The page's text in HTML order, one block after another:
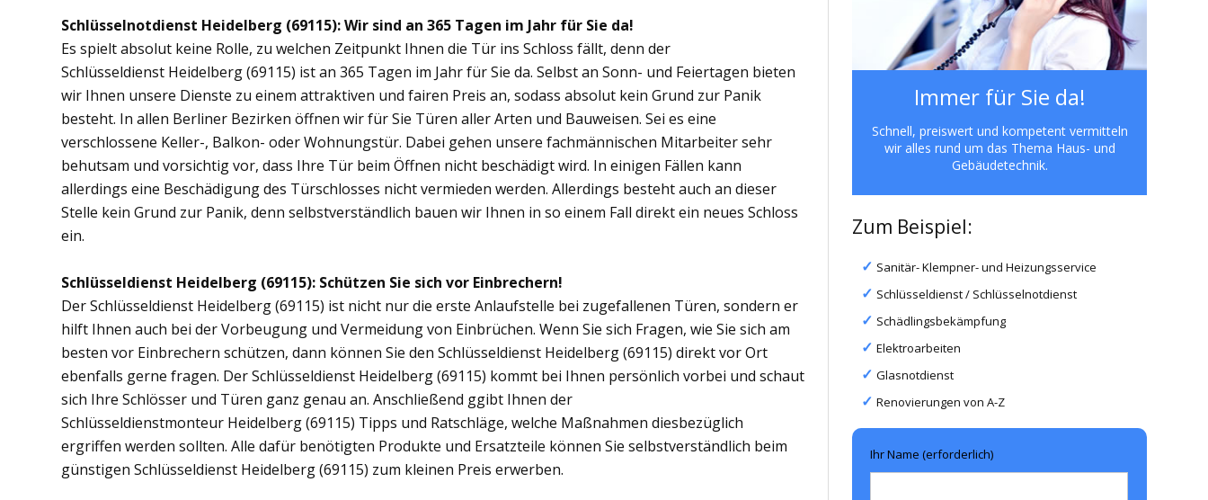
Immer für Sie da!
Schnell, preiswert und kompetent vermitteln
wir alles rund um das Thema Haus- und
Gebäudetechnik.
Zum Beispiel:
Sanitär- Klempner- und Heizungsservice
Schlüsseldienst / Schlüsselnotdienst
Schädlingsbekämpfung
Elektroarbeiten
Glasnotdienst
Renovierungen von A-Z
Ihr Name (erforderlich)
Schlüsselnotdienst Heidelberg (69115): Wir sind an 365 Tagen im Jahr für Sie da!
Es spielt absolut keine Rolle, zu welchen Zeitpunkt Ihnen die Tür ins Schloss fällt, denn der
Schlüsseldienst Heidelberg (69115) ist an 365 Tagen im Jahr für Sie da. Selbst an Sonn- und Feiertagen bieten
wir Ihnen unsere Dienste zu einem attraktiven und fairen Preis an, sodass absolut kein Grund zur Panik
besteht. In allen Berliner Bezirken öffnen wir für Sie Türen aller Arten und Bauweisen. Sei es eine
verschlossene Keller-, Balkon- oder Wohnungstür. Dabei gehen unsere fachmännischen Mitarbeiter sehr
behutsam und vorsichtig vor, dass Ihre Tür beim Öffnen nicht beschädigt wird. In einigen Fällen kann
allerdings eine Beschädigung des Türschlosses nicht vermieden werden. Allerdings besteht auch an dieser
Stelle kein Grund zur Panik, denn selbstverständlich bauen wir Ihnen in so einem Fall direkt ein neues Schloss
ein.
Schlüsseldienst Heidelberg (69115): Schützen Sie sich vor Einbrechern!
Der Schlüsseldienst Heidelberg (69115) ist nicht nur die erste Anlaufstelle bei zugefallenen Türen, sondern er
hilft Ihnen auch bei der Vorbeugung und Vermeidung von Einbrüchen. Wenn Sie sich Fragen, wie Sie sich am
besten vor Einbrechern schützen, dann können Sie den Schlüsseldienst Heidelberg (69115) direkt vor Ort
ebenfalls gerne fragen. Der Schlüsseldienst Heidelberg (69115) kommt bei Ihnen persönlich vorbei und schaut
sich Ihre Schlösser und Türen ganz genau an. Anschließend ggibt Ihnen der
Schlüsseldienstmonteur Heidelberg (69115) Tipps und Ratschläge, welche Maßnahmen diesbezüglich
ergriffen werden sollten. Alle dafür benötigten Produkte und Ersatzteile können Sie selbstverständlich beim
günstigen Schlüsseldienst Heidelberg (69115) zum kleinen Preis erwerben.